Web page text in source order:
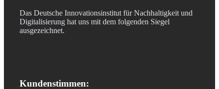
Das Deutsche Innovationsinstitut für Nachhaltigkeit und
Digitalisierung hat uns mit dem folgenden Siegel
ausgezeichnet.
Kundenstimmen: